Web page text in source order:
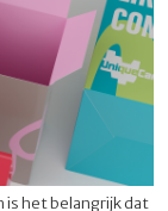
is het belangrijk dat